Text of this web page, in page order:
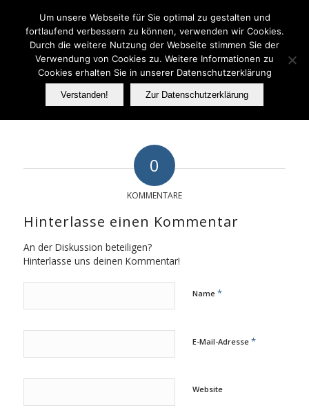
0
KOMMENTARE
Hinterlasse einen Kommentar
An der Diskussion beteiligen?
Hinterlasse uns deinen Kommentar!
Name *
E-Mail-Adresse *
Website
Um unsere Webseite für Sie optimal zu gestalten und
fortlaufend verbessern zu können, verwenden wir Cookies.
Durch die weitere Nutzung der Webseite stimmen Sie der
Verwendung von Cookies zu. Weitere Informationen zu
Cookies erhalten Sie in unserer Datenschutzerklärung
Verstanden! Zur Datenschutzerklärung